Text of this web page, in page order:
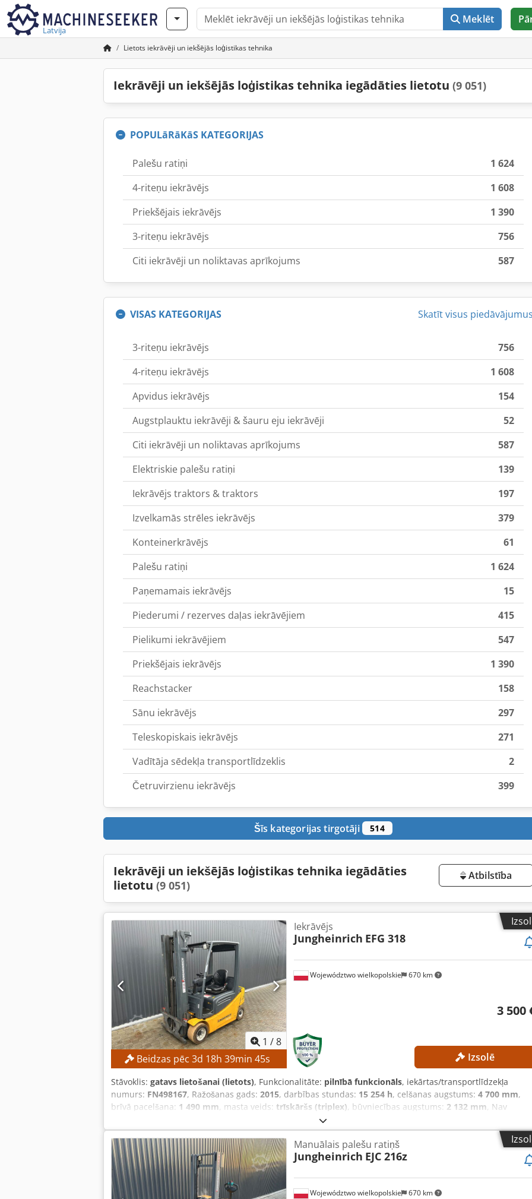
Latvija
Meklēt
Lietots iekrāvēji un iekšējās loģistikas tehnika
Iekrāvēji un iekšējās loģistikas tehnika iegādāties lietotu (9 051)
POPULāRāKāS KATEGORIJAS
Palešu ratiņi
1 624
4-riteņu iekrāvējs
1 608
Priekšējais iekrāvējs
1 390
3-riteņu iekrāvējs
756
Citi iekrāvēji un noliktavas aprīkojums
587
VISAS KATEGORIJAS Skatīt visus
3-riteņu iekrāvējs
756
4-riteņu iekrāvējs
1 608
Apvidus iekrāvējs
154
Augstplauktu iekrāvēji & šauru eju iekrāvēji
52
Citi iekrāvēji un noliktavas aprīkojums
587
Elektriskie palešu ratiņi
139
Iekrāvējs traktors & traktors
197
Izvelkamās strēles iekrāvējs
379
Konteinerkrāvējs
61
Palešu ratiņi
1 624
Paņemamais iekrāvējs
15
Piederumi / rezerves daļas iekrāvējiem
415
Pielikumi iekrāvējiem
547
Priekšējais iekrāvējs
1 390
Reachstacker
158
Sānu iekrāvējs
297
Teleskopiskais iekrāvējs
271
Vadītāja sēdekļa transportlīdzeklis
2
Četruvirzienu iekrāvējs
399
Šīs kategorijas tirgotāji 514
Iekrāvēji un iekšējās loģistikas tehnika iegādāties
lietotu (9 051)
Atbilstība
1 /8
Beidzas pēc3d 18h39min44s
Województwo wielkopolskie 670 km
Iekrāvējs
Jungheinrich EFG 318
3 500
Izsolē
Stāvoklis: gatavs lietošanai (lietots), Funkcionalitāte: pilnībā funkcionāls, iekārtas/transportlīdzekļa
numurs: FN498167, Ražošanas gads: 2015, darbības stundas: 15 254 h, celšanas augstums: 4 700 mm,
brīvā pacelšana: 1 490 mm, masta veids: trīskāršs (triplex), būvniecības augstums: 2 132 mm, Nav
noteiktas minimālās cenas — garantēta pārdošana par visaugstāko piedāvāto cenu! Dedpfx Aezrlxgelceck
TEHNISKIE DATI Brīvais pacelšanas augstums: 1490 mm Pacelšanas augstums: 4700 mm Kopējais
augstums: 2132 mm IERĪCES DATI Masta tips: Trīskāršs masts Akumulatora spriegums: 48 V Akumulatora
ietilpība: 625 Ah Akumulatora izgatavošanas gads: 2015 Hidrauliskie vārsti: 3./4. vārsts, kas atrodas uz
dakšu nesēja Darba stundas: 15 254 h APRĪKOJUMS Trīskāršs pacelšanas masts ar brīvo pacelšanas
augstumu 3./4. hidrauliskais vārsts, kas atrodas uz dakšu nesēja Lādētājs Ārējā atsauce: SL9789SP
Województwo wielkopolskie 670 km
Manuālais palešu ratiņš
Jungheinrich EJC 216z